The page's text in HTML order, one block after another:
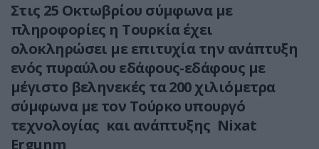
Στις 25 Οκτωβρίου σύμφωνα με
πληροφορίες η Τουρκία έχει
ολοκληρώσει με επιτυχία την ανάπτυξη
ενός πυραύλου εδάφους-εδάφους με
μέγιστο βεληνεκές τα 200 χιλιόμετρα
σύμφωνα με τον Τούρκο υπουργό
τεχνολογίας και ανάπτυξης Νixat
Ergunm